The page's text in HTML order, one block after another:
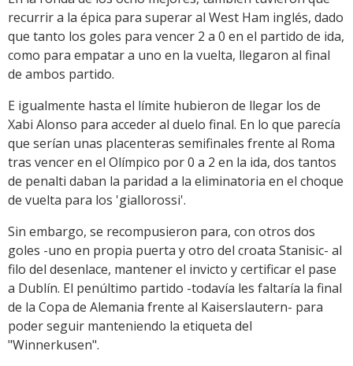
recurrir a la épica para superar al West Ham inglés, dado
que tanto los goles para vencer 2 a 0 en el partido de ida,
como para empatar a uno en la vuelta, llegaron al final
de ambos partido.
E igualmente hasta el límite hubieron de llegar los de
Xabi Alonso para acceder al duelo final. En lo que parecía
que serían unas placenteras semifinales frente al Roma
tras vencer en el Olímpico por 0 a 2 en la ida, dos tantos
de penalti daban la paridad a la eliminatoria en el choque
de vuelta para los 'giallorossi'.
Sin embargo, se recompusieron para, con otros dos
goles -uno en propia puerta y otro del croata Stanisic- al
filo del desenlace, mantener el invicto y certificar el pase
a Dublín. El penúltimo partido -todavía les faltaría la final
de la Copa de Alemania frente al Kaiserslautern- para
poder seguir manteniendo la etiqueta del
"Winnerkusen".